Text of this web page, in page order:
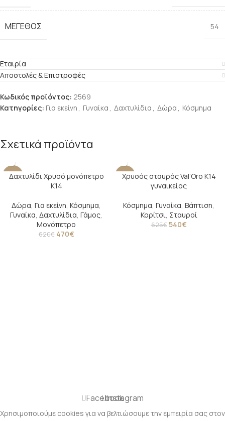
ΜΈΓΕΘΟΣ 54
Εταιρία
Αποστολές & Επιστροφές
Κωδικός προϊόντος: 2569
Κατηγορίες: Για εκείνη , Γυναίκα , Δαχτυλίδια , Δώρα , Κόσμημα
Σχετικά προϊόντα
-24%
Δαχτυλίδι Χρυσό μονόπετρο
Κ14
Δώρα, Για εκείνη, Κόσμημα,
Γυναίκα, Δαχτυλίδια, Γάμος,
Μονόπετρο
620€ 470€
-14%
Χρυσός σταυρός Val’Oro Κ14
γυναικείος
Κόσμημα, Γυναίκα, Βάπτιση,
Κορίτσι, Σταυροί
625€ 540€
FacebookInstagram
Χρησιμοποιούμε cookies για να βελτιώσουμε την εμπειρία σας στον